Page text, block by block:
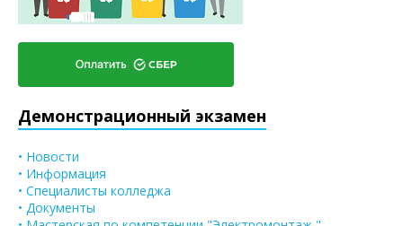
Демонстрационный экзамен
• Новости
• Информация
• Специалисты колледжа
• Документы